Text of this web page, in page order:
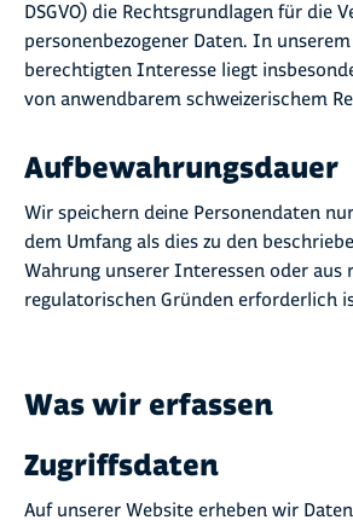
DSGVO) die Rechtsgrundlagen für die
personenbezogener Daten. In
berechtigten Interesse liegt
von anwendbarem schweizerischem
Aufbewahrungsdauer
Wir speichern deine Personendaten
dem Umfang als dies zu den
Wahrung unserer Interessen oder aus
regulatorischen Gründen erforderlich
Was wir erfassen
Zugriffsdaten
Auf unserer Website erheben wir